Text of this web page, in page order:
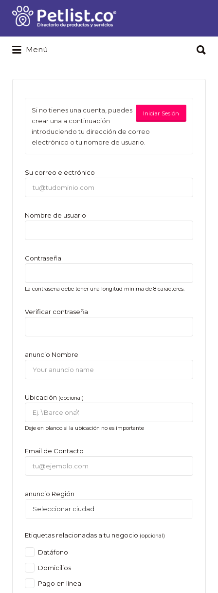
Buscar
por:
Menú
por:
Iniciar Sesión
Si no tienes una cuenta, puedes
crear una a continuación
introduciendo tu dirección de correo
electrónico o tu nombre de usuario.
Su correo electrónico
Nombre de usuario
Contraseña
La contraseña debe tener una longitud mínima de 8 caracteres.
Verificar contraseña
anuncio Nombre
Ubicación (opcional)
Deje en blanco si la ubicación no es importante
Email de Contacto
anuncio Región
Seleccionar ciudad
Etiquetas relacionadas a tu negocio (opcional)
Datáfono
Domicilios
Pago en línea